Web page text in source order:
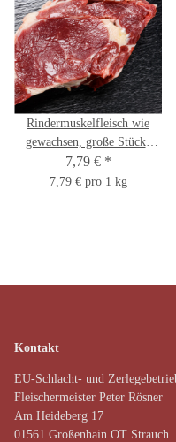
Rindermuskelfleisch wie
gewachsen, große Stücke
(500 g/ 1.000 g) 1.000 g
7,79 € *
7,79 € pro 1 kg
Kontakt
EU-Schlacht- und
Fleischermeister Peter Rösner
Am Heideberg 17
01561 Großenhain OT Strauch